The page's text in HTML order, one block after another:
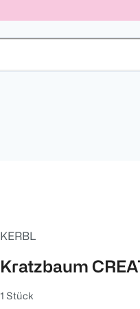
KERBL
Kratzbaum
1 Stück